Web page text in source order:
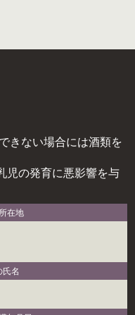
きない場合には酒類を
児の発育に悪影響を与
在地
名